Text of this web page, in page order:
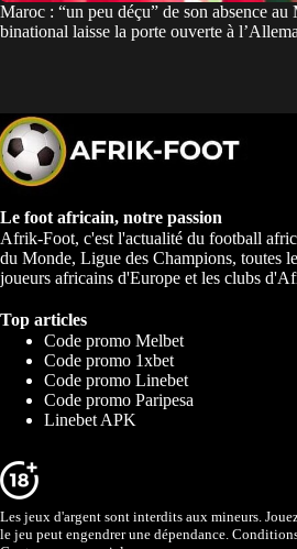
Maroc : “un peu déçu” de son absence au
binational laisse la porte ouverte à
Le foot africain, notre passion
Afrik-Foot, c'est l'actualité du football
du Monde, Ligue des Champions, toutes
joueurs africains d'Europe et les clubs
Top articles
Code promo Melbet
Code promo 1xbet
Code promo Linebet
Code promo Paripesa
Linebet APK
Les jeux d'argent sont interdits aux mineurs.
le jeu peut engendrer une dépendance.